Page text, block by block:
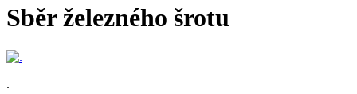
Sběr železného šrotu
.